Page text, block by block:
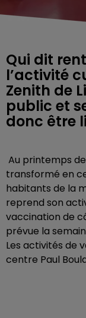
Qui dit
l’activité
Zenith de
public et
donc être
Au printemps
transformé en
habitants de la
reprend son
vaccination de
prévue la
Les activités de
centre Paul